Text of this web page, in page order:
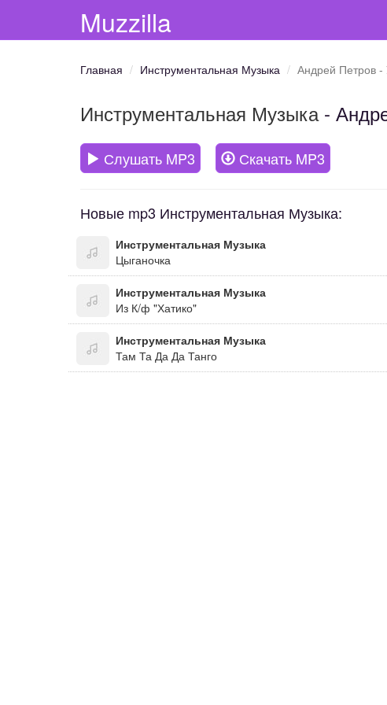
Muzzilla
Главная Инструментальная Музыка Андрей Петров
Инструментальная Музыка-
Слушать MP3 Скачать MP3
Новые mp3 Инструментальная Музыка:
Инструментальная Музыка
Цыганочка
Инструментальная Музыка
Из К/ф "Хатико"
Инструментальная Музыка
Там Та Да Да Танго